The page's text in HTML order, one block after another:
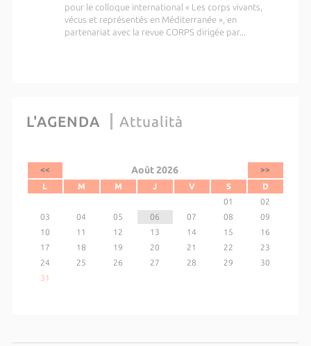
pour le colloque international « Les corps vivants,
vécus et représentés en Méditerranée », en
partenariat avec la revue CORPS dirigée par...
L'AGENDA Attualità
<< Août 2026
>>
L
M M J V S
D
01
02
03
04 05 06 07 08
09
10
11 12 13 14 15
16
17
18 19 20 21 22
23
24
25 26 27 28 29
30
31